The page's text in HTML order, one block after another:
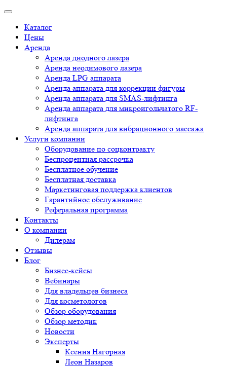
Каталог
Цены
Аренда
Аренда диодного лазера
Аренда неодимового лазера
Аренда LPG аппарата
Аренда аппарата для коррекции фигуры
Аренда аппарата для SMAS-лифтинга
Аренда аппарата для микроигольчатого RF-
лифтинга
Аренда аппарата для вибрационного массажа
Услуги компании
Оборудование по соцконтракту
Беспроцентная рассрочка
Бесплатное обучение
Бесплатная доставка
Маркетинговая поддержка клиентов
Гарантийное обслуживание
Реферальная программа
Контакты
О компании
Дилерам
Отзывы
Блог
Бизнес-кейсы
Вебинары
Для владельцев бизнеса
Для косметологов
Обзор оборудования
Обзор методик
Новости
Эксперты
Ксения Нагорная
Леон Назаров